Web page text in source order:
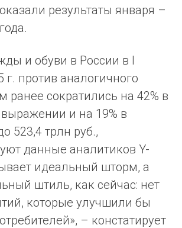
результаты января –
и обуви в России в I
г. против аналогичного
ранее сократились на 42% в
и на 19% в
523,4 трлн руб.,
данные аналитиков Y-
идеальный шторм, а
штиль, как сейчас: нет
которые улучшили бы
– констатирует